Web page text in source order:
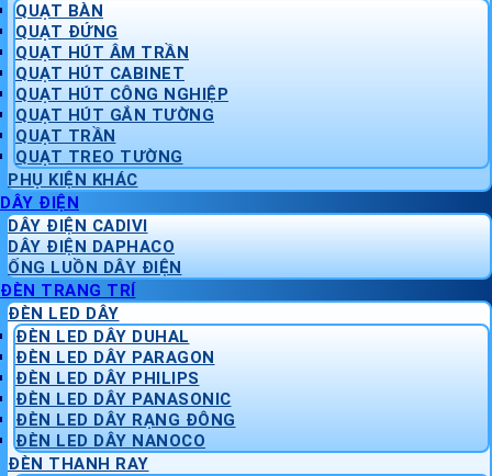
QUẠT BÀN
QUẠT ĐỨNG
QUẠT HÚT ÂM TRẦN
QUẠT HÚT CABINET
QUẠT HÚT CÔNG NGHIỆP
QUẠT HÚT GẮN TƯỜNG
QUẠT TRẦN
QUẠT TREO TƯỜNG
PHỤ KIỆN KHÁC
DÂY ĐIỆN
DÂY ĐIỆN CADIVI
DÂY ĐIỆN DAPHACO
ỐNG LUỒN DÂY ĐIỆN
ĐÈN TRANG TRÍ
ĐÈN LED DÂY
ĐÈN LED DÂY DUHAL
ĐÈN LED DÂY PARAGON
ĐÈN LED DÂY PHILIPS
ĐÈN LED DÂY PANASONIC
ĐÈN LED DÂY RẠNG ĐÔNG
ĐÈN LED DÂY NANOCO
ĐÈN THANH RAY